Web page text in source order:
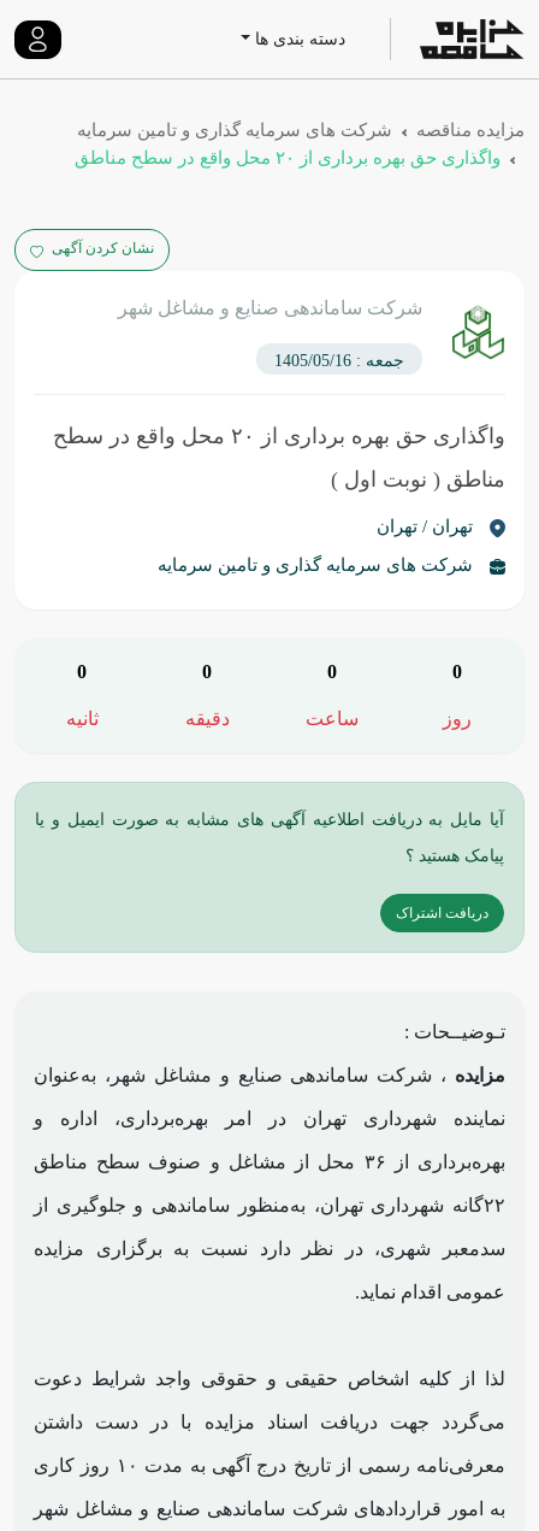
دسته بندی ها
مزایده مناقصه
شرکت های سرمایه گذاری و تامین سرمایه
واگذاری حق بهره برداری از ۲۰ محل واقع در سطح مناطق
نشان کردن آگهی
شرکت ساماندهی صنایع و مشاغل شهر
جمعه : 1405/05/16
واگذاری حق بهره برداری از ۲۰ محل واقع در سطح
مناطق ( نوبت اول )
تهران / تهران
شرکت های سرمایه گذاری و تامین سرمایه
0
روز
0
ساعت
0
دقیقه
0
ثانیه
آیا مایل به دریافت اطلاعیه آگهی های مشابه به صورت ایمیل و یا
پیامک هستید ؟
دریافت اشتراک
تـوضیــحات :
مزایده ، شرکت ساماندهی صنایع و مشاغل شهر، به‌عنوان
نماینده شهرداری تهران در امر بهره‌برداری، اداره و
بهره‌برداری از ۳۶ محل از مشاغل و صنوف سطح مناطق
۲۲‌گانه شهرداری تهران، به‌منظور ساماندهی و جلوگیری از
سدمعبر شهری، در نظر دارد نسبت به برگزاری مزایده
عمومی اقدام نماید.
لذا از کلیه اشخاص حقیقی و حقوقی واجد شرایط دعوت
می‌گردد جهت دریافت اسناد مزایده با در دست داشتن
معرفی‌نامه رسمی از تاریخ درج آگهی به مدت ۱۰ روز کاری
به امور قراردادهای شرکت ساماندهی صنایع و مشاغل شهر